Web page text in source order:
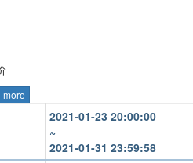
more
2021-01-23 20:00:00
~
2021-01-31 23:59:58